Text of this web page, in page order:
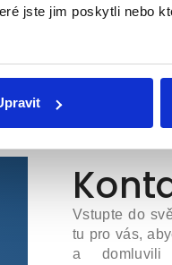
jste jim poskytli nebo
Defense SPF 50.
Vstupte do
tu pro vás,
a